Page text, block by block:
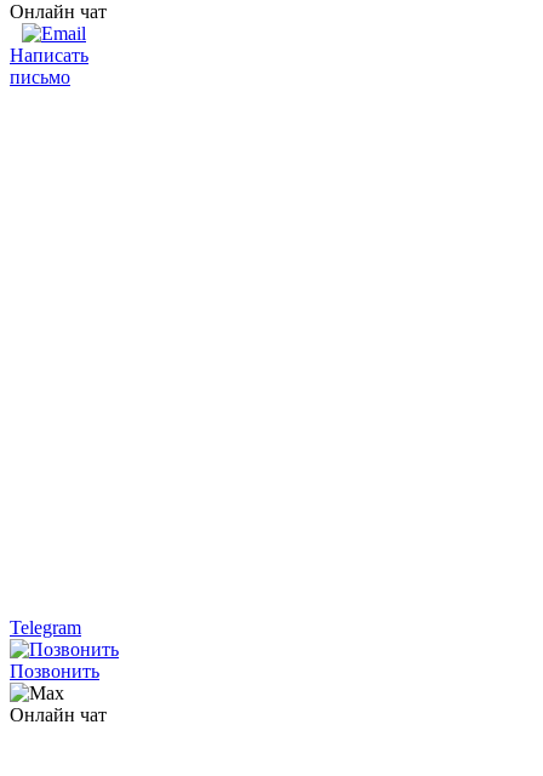
Онлайн чат
Написать
письмо
Telegram
Позвонить
Онлайн чат